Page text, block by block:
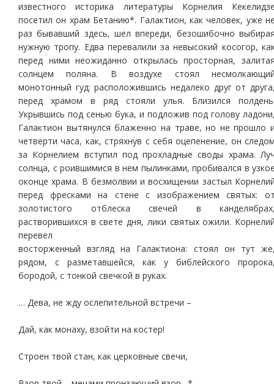
известного историка литературы Корнелия
посетил он храм Бетанию*. Галактион, как человек, уже
раз бывавший здесь, шел впереди, безошибочно
нужную тропу. Едва перевалили за невысокий косогор,
перед ними неожиданно открылась просторная,
солнцем поляна. В воздухе стоял
монотонный гуд: расположившись недалеко друг от
перед храмом в ряд стояли улья. Близился
Укрывшись под сенью бука, и подложив под голову
Галактион вытянулся блаженно на траве, но не прошло
четверти часа, как, стряхнув с себя оцепенение, он
за Корнелием вступил под прохладные своды храма.
солнца, с роившимися в нем пылинками, пробивался в
оконце храма. В безмолвии и восхищении застыл
перед фресками на стене с изображением святых:
золотистого отблеска свечей в
растворившихся в свете дня, лики святых ожили.
перевел
восторженный взгляд на Галактиона: стоял он тут
рядом, с разметавшейся, как у библейского
бородой, с тонкой свечкой в руках.
… Дева, не жду ослепительной встречи –
Дай, как монаху, взойти на костер!
Строен твой стан, как церковные свечи,